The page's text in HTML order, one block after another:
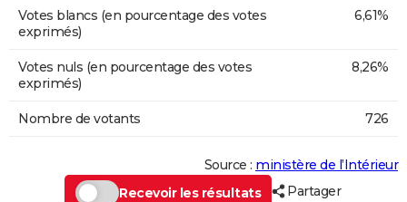
Votes blancs (en pourcentage des votes
exprimés)
6,61%
Votes nuls (en pourcentage des votes
exprimés)
8,26%
Nombre de votants 726
Source : ministère de l’Intérieur
Recevoir les résultats
Partager